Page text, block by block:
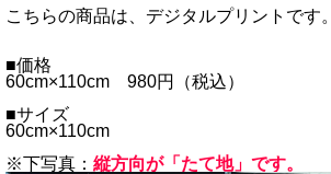
こちらの商品は、デジタルプリントです。
■価格
60cm×110cm 980円（税込）
■サイズ
60cm×110cm
※下写真： 縦方向が「たて地」です。